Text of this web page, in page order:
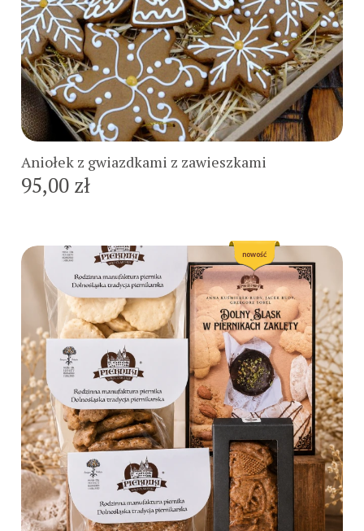
Aniołek z gwiazdkami z zawieszkami
95,00 zł
Do koszyka
Do koszyka
nowość